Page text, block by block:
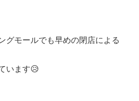
グモールでも早めの閉店による
います😥